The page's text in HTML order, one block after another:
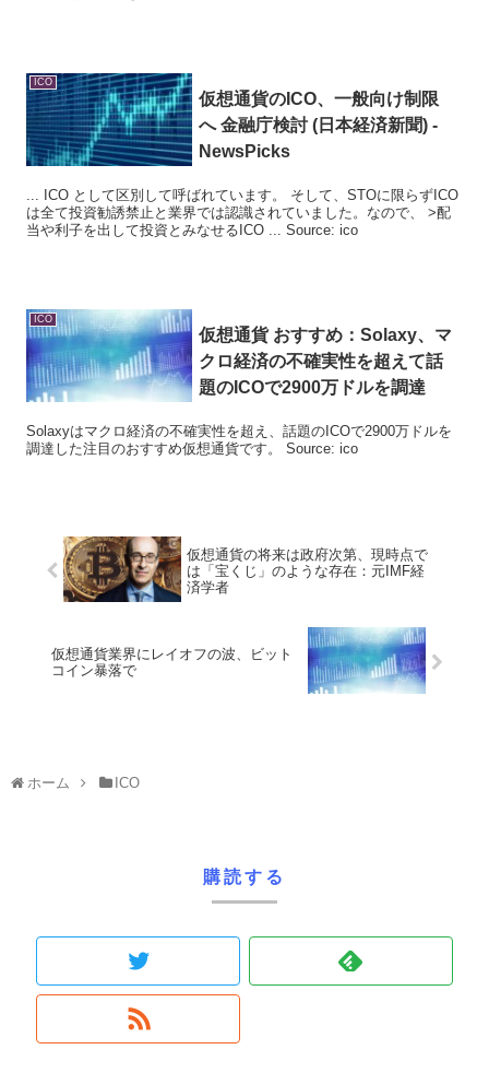
ICO
仮想通貨の ICO、一般向け制限
へ 金融庁検討 (日本経済新聞) -
NewsPicks
... ICO として区別して呼ばれています。 そして、STOに限らずICO
は全て投資勧誘禁止と業界では認識されていました。なので、 >配
当や利子を出して投資とみなせるICO ... Source: ico
ICO
仮想通貨 おすすめ：Solaxy、マ
クロ経済の不確実性を超えて話
題の ICOで2900万ドルを調達
Solaxyはマクロ経済の不確実性を超え、話題のICOで2900万ドルを
調達した注目のおすすめ仮想通貨です。 Source: ico
仮想通貨の将来は政府次第、現時点で
は「宝くじ」のような存在：元IMF経
済学者
仮想通貨業界にレイオフの波、ビット
コイン暴落で
ホーム ICO
購読する